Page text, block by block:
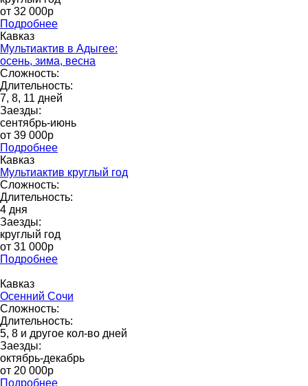
от 32 000p
Подробнее
Кавказ
Мультиактив в Адыгее:
осень, зима, весна
Сложность:
Длительность:
7, 8, 11 дней
Заезды:
сентябрь-июнь
от 39 000p
Подробнее
Кавказ
Мультиактив круглый год
Сложность:
Длительность:
4 дня
Заезды:
круглый год
от 31 000p
Подробнее
Кавказ
Осенний Сочи
Сложность:
Длительность:
5, 8 и другое кол-во дней
Заезды:
октябрь-декабрь
от 20 000p
Подробнее